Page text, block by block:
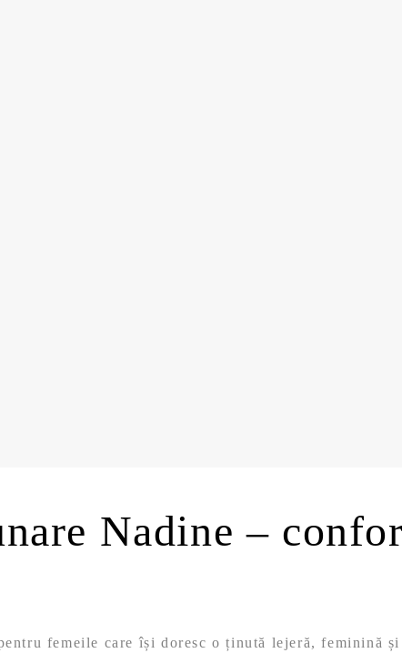
Nadine –
femeile care își doresc o ținută lejeră, feminină